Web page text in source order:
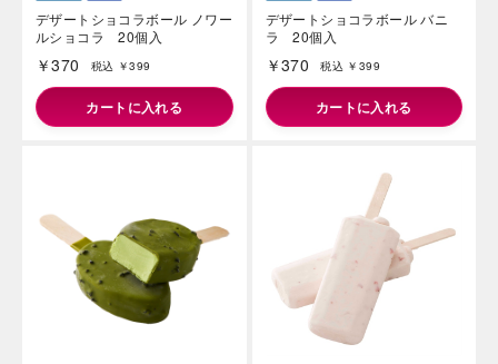
デザートショコラボール ノワー
ルショコラ 20個入
￥370 税込 ￥399
カートに入れる
デザートショコラボール バニ
ラ 20個入
￥370 税込 ￥399
カートに入れる